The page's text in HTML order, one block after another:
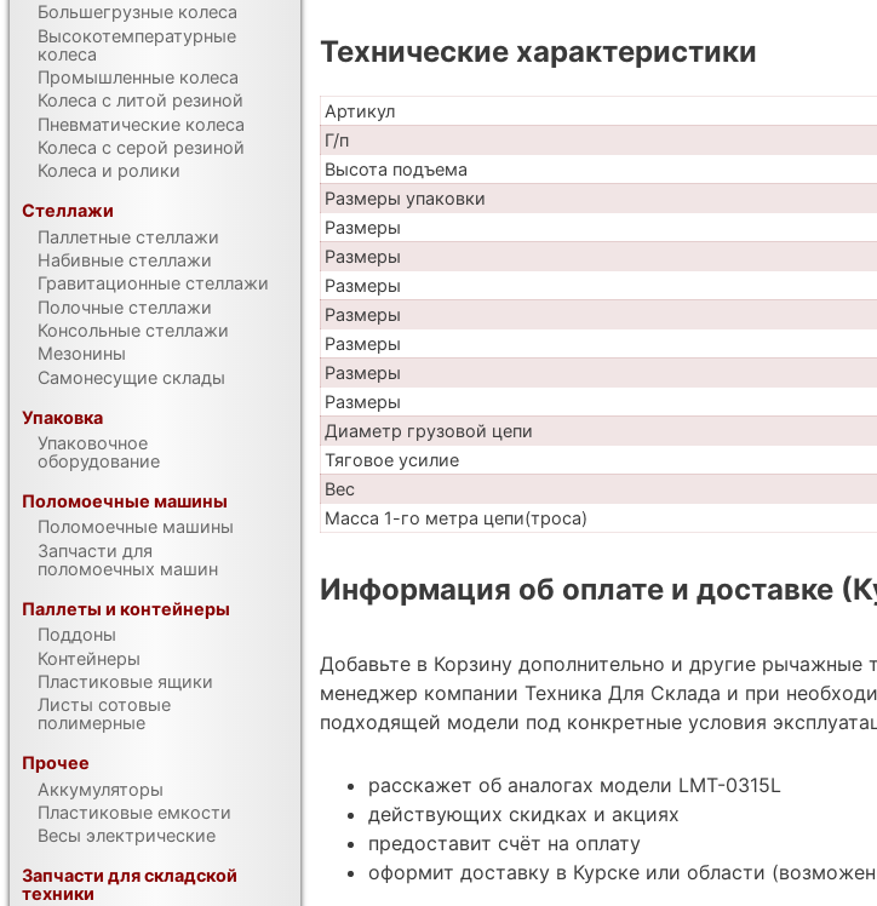
Технические характеристики
Артикул
Г/п
Высота подъема
Размеры упаковки
Размеры
Размеры
Размеры
Размеры
Размеры
Размеры
Размеры
Диаметр грузовой цепи
Тяговое усилие
Вес
Масса 1-го метра цепи(троса)
Информация об оплате и доставке
Добавьте в Корзину дополнительно и другие
менеджер компании Техника Для Склада и при
подходящей модели под конкретные условия
расскажет об аналогах модели LMT-0315L
действующих скидках и акциях
предоставит счёт на оплату
оформит доставку в Курске или области
Большегрузные колеса
Высокотемпературные
колеса
Промышленные колеса
Колеса с литой резиной
Пневматические колеса
Колеса с серой резиной
Колеса и ролики
Стеллажи
Паллетные стеллажи
Набивные стеллажи
Гравитационные стеллажи
Полочные стеллажи
Консольные стеллажи
Мезонины
Самонесущие склады
Упаковка
Упаковочное
оборудование
Поломоечные машины
Поломоечные машины
Запчасти для
поломоечных машин
Паллеты и контейнеры
Поддоны
Контейнеры
Пластиковые ящики
Листы сотовые
полимерные
Прочее
Аккумуляторы
Пластиковые емкости
Весы электрические
Запчасти для складской
техники